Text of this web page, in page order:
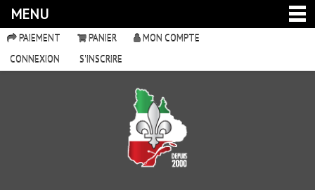
MENU
PAIEMENT PANIER
MON COMPTE
CONNEXION
S'INSCRIRE